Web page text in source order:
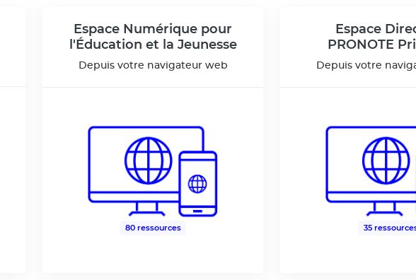
Espace Numérique pour
l'Éducation et la Jeunesse
Depuis votre navigateur web
80 ressources
Espace
PRONOTE
Depuis votre
35